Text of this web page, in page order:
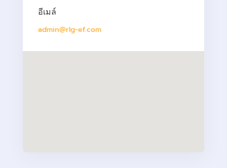
อีเมล์
admin@rlg-ef.com